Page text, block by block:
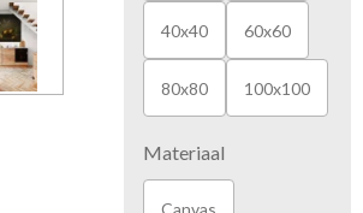
40x40 60x60
80x80 100x100
Materiaal
Canvas